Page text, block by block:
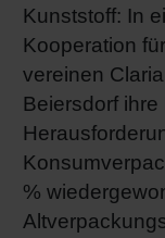
Kunststoff: In
Kooperation
vereinen
Beiersdorf
%